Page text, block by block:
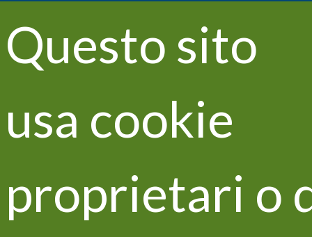
L'alleanza Vitisom e Zeowine
Networking tra progetti Life
Questo sito
usa cookie
proprietari o